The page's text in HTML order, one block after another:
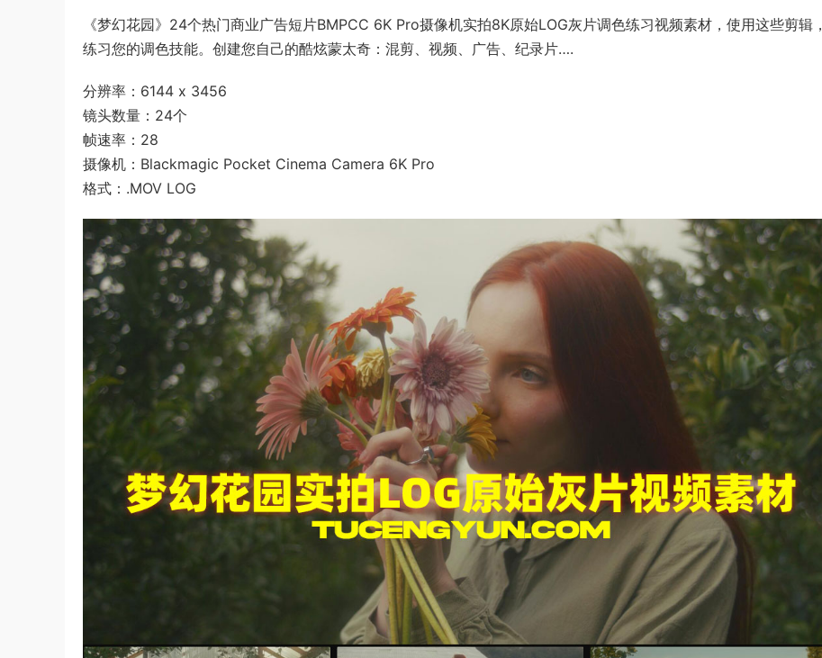
《梦幻花园》24个热门商业广告短片BMPCC 6K Pro摄像机实拍8K原始LOG灰片调色练习视频素材，使用这些剪辑，
练习您的调色技能。创建您自己的酷炫蒙太奇：混剪、视频、广告、纪录片….
分辨率：6144 x 3456
镜头数量：24个
帧速率：28
摄像机：Blackmagic Pocket Cinema Camera 6K Pro
格式：.MOV LOG